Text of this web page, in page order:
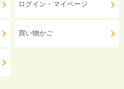
ログイン・マイページ
買い物かご